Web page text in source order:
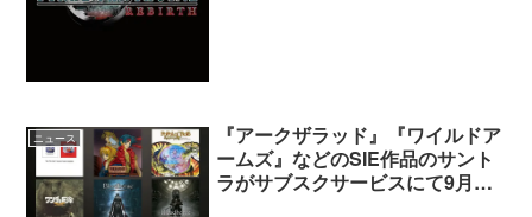
ニュース
『アークザラッド』『ワイルドア
ームズ』などのSIE作品のサント
ラがサブスクサービスにて9月上